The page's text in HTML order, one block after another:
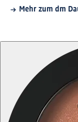
Mehr zum dm